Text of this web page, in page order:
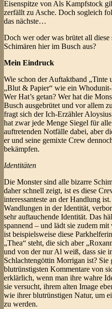
Eisenspitze von Als Kampfstock
zerfällt zu Asche. Doch sogleich
das nächste…
Doch wer oder was brütet all diese
Schimären hier im Busch aus?
Mein Eindruck
Wie schon der Auftaktband „Tinte
„Blut & Papier“ wie ein
Wer Hat’s getan? Wer hat die
Busch ausgebrütet und vor allem
fragt sich der Ich-Erzähler
hat zwar jede Menge Siegel für
auftretenden Notfälle dabei, aber
er und seine gemixte Crew
bekämpfen.
Identitäten
Die Monster sind alle bizarre
daher schnell zeigt, ist es diese
interessanteste an der Handlung
Wandlungen in der Identität,
sehr auftauchende Identität. Das
spannend – und lädt sie zudem
ist beispielsweise diese
„Thea“ steht, die sich aber
und von der nur Al weiß, dass sie
Schlachtengöttin Morrigan ist? Sie
blutrünstigsten Kommentare von
erklärlich, wenn man ihre wahre
sie versucht, ihrem alten Image
wie ihrer blutrünstigen Natur, um
zu werden.